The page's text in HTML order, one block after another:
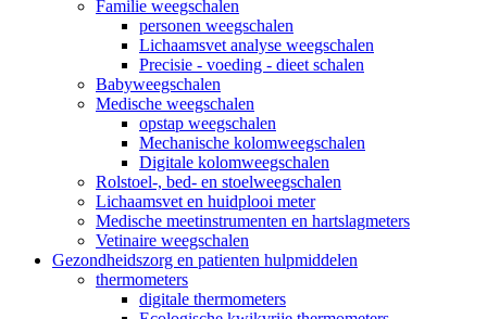
Familie weegschalen
personen weegschalen
Lichaamsvet analyse weegschalen
Precisie - voeding - dieet schalen
Babyweegschalen
Medische weegschalen
opstap weegschalen
Mechanische kolomweegschalen
Digitale kolomweegschalen
Rolstoel-, bed- en stoelweegschalen
Lichaamsvet en huidplooi meter
Medische meetinstrumenten en hartslagmeters
Vetinaire weegschalen
Gezondheidszorg en patienten hulpmiddelen
thermometers
digitale thermometers